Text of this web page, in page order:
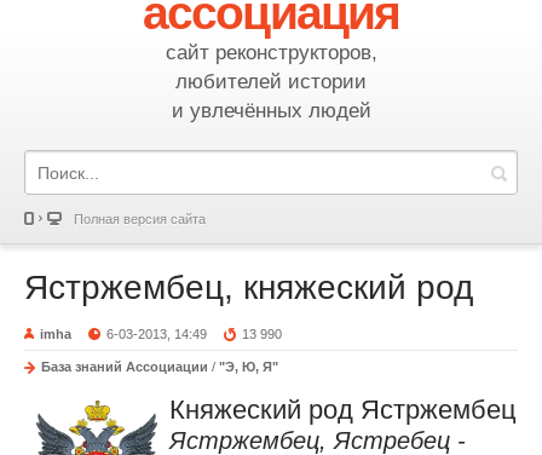
ассоциация
сайт реконструкторов,
любителей истории
и увлечённых людей
Полная версия сайта
Ястржембец, княжеский род
imha 6-03-2013, 14:49 13 990
База знаний Ассоциации / "Э, Ю, Я"
Княжеский род Ястржембец
Ястржембец, Ястребец -